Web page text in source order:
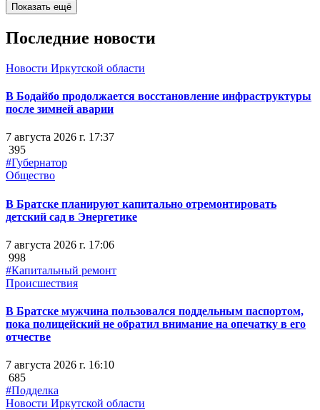
Показать ещё
Последние новости
Новости Иркутской области
В Бодайбо продолжается восстановление инфраструктуры
после зимней аварии
7 августа 2026 г. 17:37
395
#Губернатор
Общество
В Братске планируют капитально отремонтировать
детский сад в Энергетике
7 августа 2026 г. 17:06
998
#Капитальный ремонт
Происшествия
В Братске мужчина пользовался поддельным паспортом,
пока полицейский не обратил внимание на опечатку в его
отчестве
7 августа 2026 г. 16:10
685
#Подделка
Новости Иркутской области